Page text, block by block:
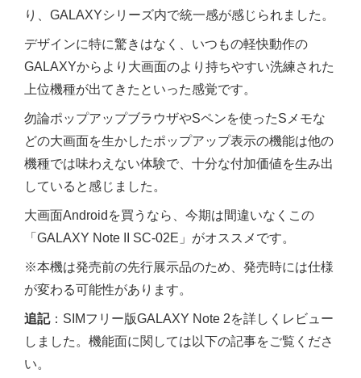
り、GALAXYシリーズ内で統一感が感じられました。
デザインに特に驚きはなく、いつもの軽快動作の
GALAXYからより大画面のより持ちやすい洗練された
上位機種が出てきたといった感覚です。
勿論ポップアップブラウザやSペンを使ったSメモな
どの大画面を生かしたポップアップ表示の機能は他の
機種では味わえない体験で、十分な付加価値を生み出
していると感じました。
大画面Androidを買うなら、今期は間違いなくこの
「GALAXY Note II SC-02E」がオススメです。
※本機は発売前の先行展示品のため、発売時には仕様
が変わる可能性があります。
追記：SIMフリー版GALAXY Note 2を詳しくレビュー
しました。機能面に関しては以下の記事をご覧くださ
い。